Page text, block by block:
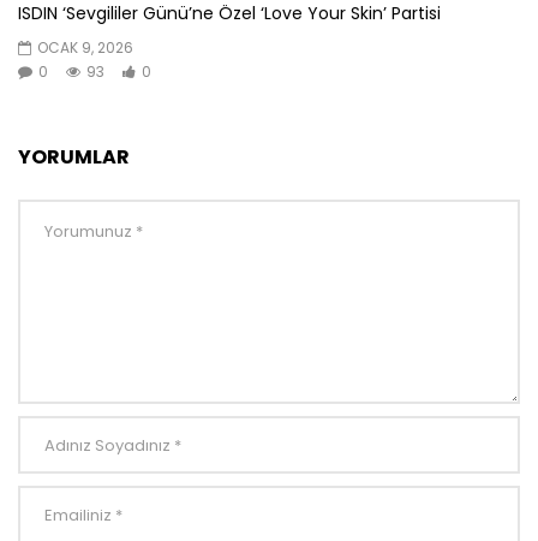
ISDIN ‘Sevgililer Günü’ne Özel ‘Love Your Skin’ Partisi
OCAK 9, 2026
0
93 0
YORUMLAR